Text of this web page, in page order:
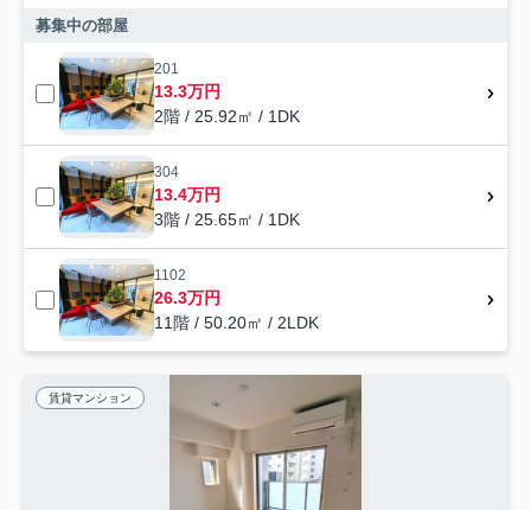
募集中の部屋
201
13.3万円
2階 / 25.92㎡ / 1DK
304
13.4万円
3階 / 25.65㎡ / 1DK
1102
26.3万円
11階 / 50.20㎡ / 2LDK
賃貸マンション